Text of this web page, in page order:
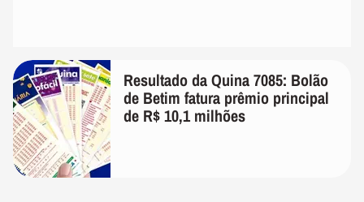
Resultado da Quina 7085: Bolão
de Betim fatura prêmio principal
de R$ 10,1 milhões